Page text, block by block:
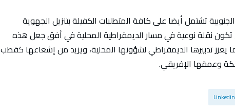
تشتمل أيضا على كافة المتطلبات الكفيلة بتنزيل الجهوية
تكون نقلة نوعية في مسار الديمقراطية المحلية في أفق جعل هذه
يعزز تدبيرها الديمقراطي لشؤونها المحلية، ويزيد من إشعاعها كقطب
وعمقها الإفريقي.
Linkedin